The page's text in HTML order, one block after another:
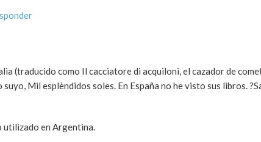
(traducido como Il cacciatore di acquiloni, el cazador de
Mil esplèndidos soles. En España no he visto sus libros.
utilizado en Argentina.